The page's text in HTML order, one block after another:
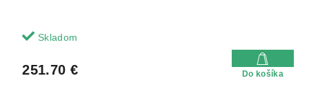
Skladom
251.70 € Do košíka